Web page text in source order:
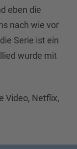
eben die
nach wie vor
Serie ist ein
wurde mit
Video, Netflix,